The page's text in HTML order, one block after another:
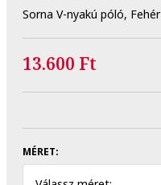
Sorna V-nyakú póló, Fehér
13.600 Ft
MÉRET: